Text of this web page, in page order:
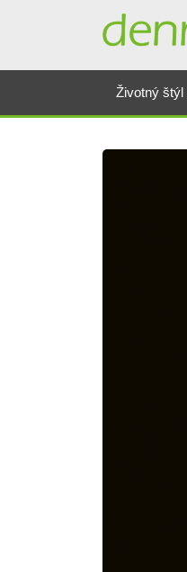
Životný štýl